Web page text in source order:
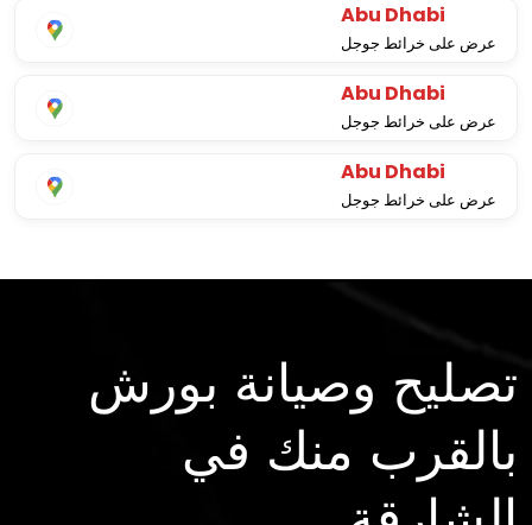
Abu Dhabi
عرض على خرائط جوجل
Abu Dhabi
عرض على خرائط جوجل
Abu Dhabi
عرض على خرائط جوجل
تصليح وصيانة بورش
بالقرب منك في
الشارقة